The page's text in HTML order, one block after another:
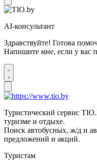
AI-консультант
Здравствуйте! Готова
Напишите мне, если у вас
Туристический сервис
туризме и отдыхе.
Поиск автобусных, ж/д и
предложений и акций.
Туристам